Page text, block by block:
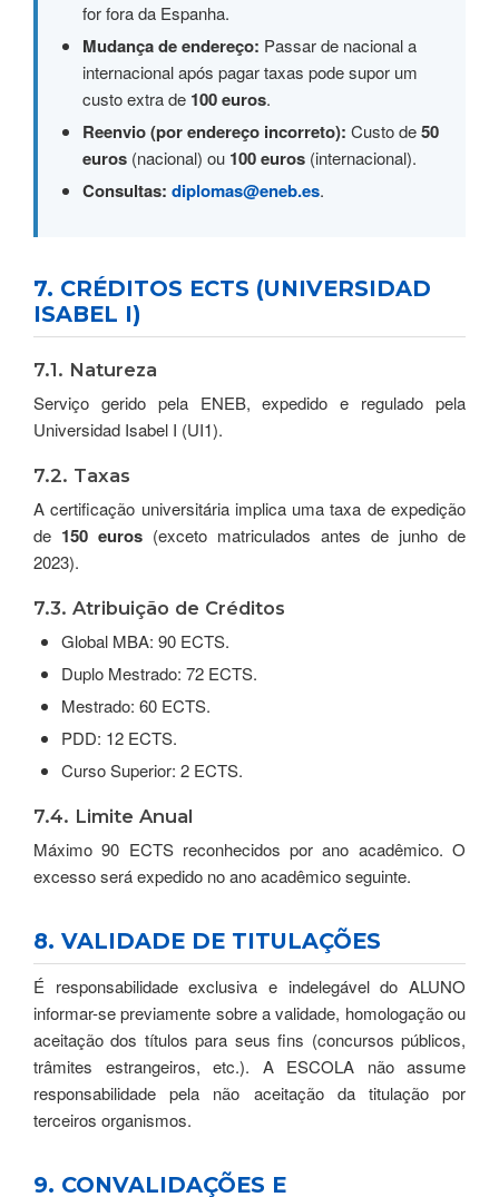
for fora da Espanha.
Mudança de endereço: Passar de nacional a
internacional após pagar taxas pode supor um
custo extra de 100 euros.
Reenvio (por endereço incorreto): Custo de50
euros (nacional) ou 100 euros (internacional).
Consultas: diplomas@eneb.es.
7. CRÉDITOS ECTS (UNIVERSIDAD
ISABEL I)
7.1. Natureza
Serviço gerido pela ENEB, expedido e regulado pela
Universidad Isabel I (UI1).
7.2. Taxas
A certificação universitária implica uma taxa de expedição
de 150 euros (exceto matriculados antes de junho de
2023).
7.3. Atribuição de Créditos
Global MBA: 90 ECTS.
Duplo Mestrado: 72 ECTS.
Mestrado: 60 ECTS.
PDD: 12 ECTS.
Curso Superior: 2 ECTS.
7.4. Limite Anual
Máximo 90 ECTS reconhecidos por ano acadêmico. O
excesso será expedido no ano acadêmico seguinte.
8. VALIDADE DE TITULAÇÕES
É responsabilidade exclusiva e indelegável do ALUNO
informar-se previamente sobre a validade, homologação ou
aceitação dos títulos para seus fins (concursos públicos,
trâmites estrangeiros, etc.). A ESCOLA não assume
responsabilidade pela não aceitação da titulação por
terceiros organismos.
9. CONVALIDAÇÕES E